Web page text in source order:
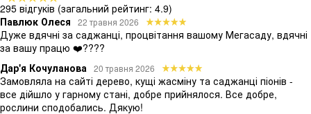
295 відгуків (загальний рейтинг: 4.9)
Павлюк Олеся
22 травня 2026
Дуже вдячні за саджанці, процвітання вашому Мегасаду, вдячні
за вашу працю ❤️????
Дар'я Кочуланова
20 травня 2026
Замовляла на сайті дерево, кущі жасміну та саджанці піонів -
все дійшло у гарному стані, добре прийнялося. Все добре,
рослини сподобались. Дякую!